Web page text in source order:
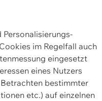
im Regelfall auch
eingesetzt
eines Nutzers
bestimmter
etc.) auf einzelnen